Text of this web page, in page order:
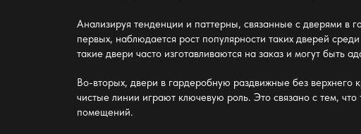
Анализируя тенденции и паттерны, связанные сдверями в
первых, наблюдается рост популярности таких дверей
такие двери часто изготавливаются на заказ и могут быть
Во-вторых,двери в гардеробную раздвижные без верхнего
чистые линии играют ключевую роль. Это связано с тем,
помещений.